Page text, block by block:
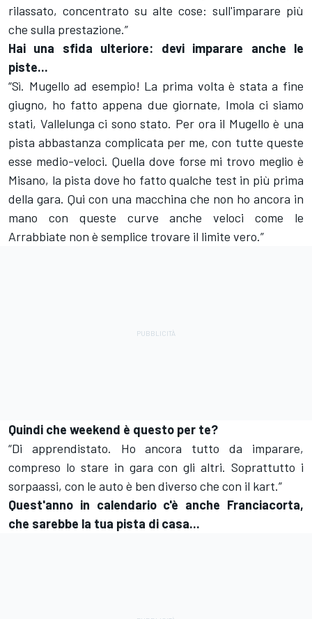
rilassato, concentrato su alte cose: sull'imparare più
che sulla prestazione.”
Hai una sfida ulteriore: devi imparare anche le
piste...
“Sì. Mugello ad esempio! La prima volta è stata a fine
giugno, ho fatto appena due giornate, Imola ci siamo
stati, Vallelunga ci sono stato. Per ora il Mugello è una
pista abbastanza complicata per me, con tutte queste
esse medio-veloci. Quella dove forse mi trovo meglio è
Misano, la pista dove ho fatto qualche test in più prima
della gara. Qui con una macchina che non ho ancora in
mano con queste curve anche veloci come le
Arrabbiate non è semplice trovare il limite vero.”
Quindi che weekend è questo per te?
“Di apprendistato. Ho ancora tutto da imparare,
compreso lo stare in gara con gli altri. Soprattutto i
sorpaassi, con le auto è ben diverso che con il kart.”
Quest'anno in calendario c'è anche Franciacorta,
che sarebbe la tua pista di casa...